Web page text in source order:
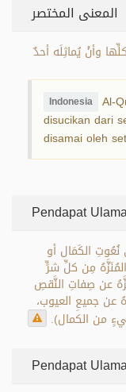
المعنى المختصر
وأنْ يُماثِلَه أحدٌ
Indonesia Al-
disucikan dari
disamai oleh
Pendapat
الكَمَال أو
مِن كلِّ شرٍّ
عن صِفاتِ النَّقصِ
عن جميعِ العيوب،
من الكمال).
Pendapat